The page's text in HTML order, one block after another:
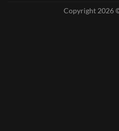
Copyright 2026